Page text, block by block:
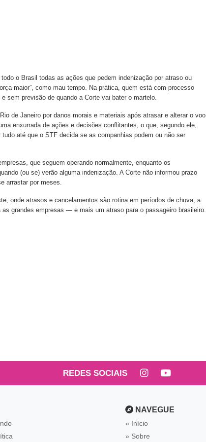
o Brasil todas as ações que pedem indenização por atraso ou
maior”, como mau tempo. Na prática, quem está com processo
sem previsão de quando a Corte vai bater o martelo.
de Janeiro por danos morais e materiais após atrasar e alterar o voo
enxurrada de ações e decisões conflitantes, o que, segundo ele,
até que o STF decida se as companhias podem ou não ser
que seguem operando normalmente, enquanto os
(ou se) verão alguma indenização. A Corte não informou prazo
arrastar por meses.
onde atrasos e cancelamentos são rotina em períodos de chuva, a
grandes empresas — e mais um atraso para o passageiro brasileiro.
REDES SOCIAIS
NAVEGUE
Início
Sobre